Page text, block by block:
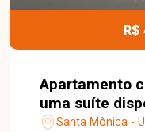
Apartamento
uma suíte
bairro Santa
Santa Mônica -